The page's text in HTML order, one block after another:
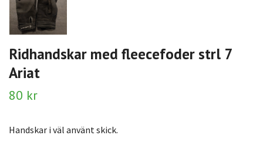
Ridhandskar med fleecefoder strl 7
Ariat
80 kr
Handskar i väl använt skick.